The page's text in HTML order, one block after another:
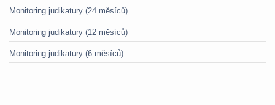
Monitoring judikatury (24 měsíců)
Monitoring judikatury (12 měsíců)
Monitoring judikatury (6 měsíců)